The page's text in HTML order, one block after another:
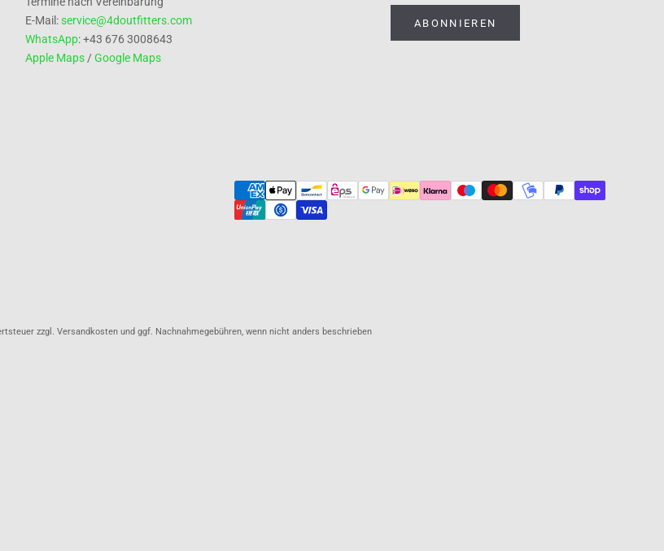
E-Mail:service@4doutfitters.com
WhatsApp: +43 676 3008643
Apple Maps/Google Maps
ABONNIEREN
zzgl. Versandkosten und ggf. Nachnahmegebühren, wenn nicht anders beschrieben